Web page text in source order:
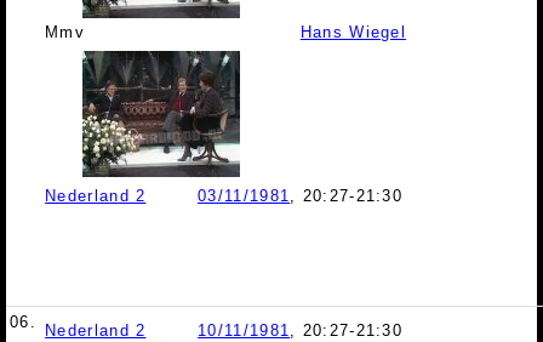
Mmv Hans Wiegel
Nederland 2 03/11/1981, 20:27-21:30
06. Nederland 2 10/11/1981, 20:27-21:30